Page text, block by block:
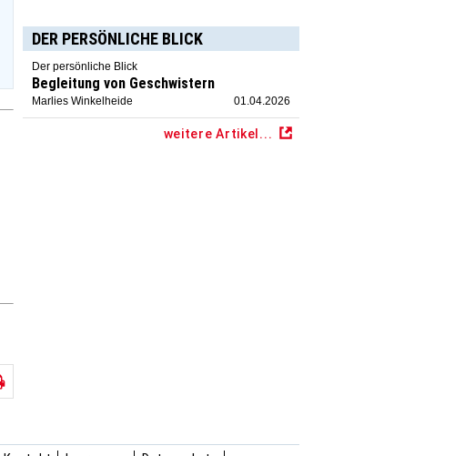
DER PERSÖNLICHE BLICK
Der persönliche Blick
Begleitung von Geschwistern
Marlies Winkelheide 01.04.2026
weitere Artikel...